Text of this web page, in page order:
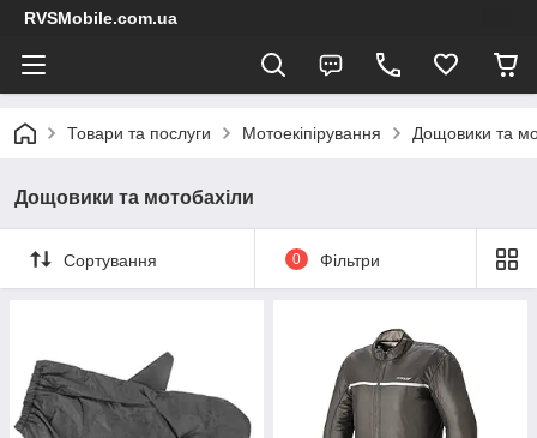
RVSMobile.com.ua
Товари та послуги Мотоекіпірування Дощовики та
Дощовики та мотобахіли
Сортування 0 Фільтри